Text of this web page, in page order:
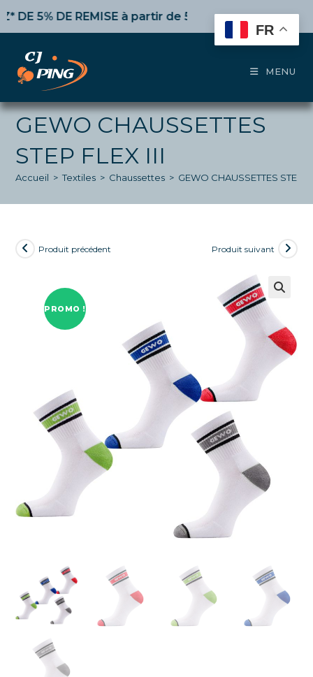
DE REMISEà partir de 50€ d’achat,10%dès 100€,
MENU
GEWO CHAUSSETTES
STEP FLEX III
Accueil > Textiles > Chaussettes > GEWO CHAUSSETTES STEP
PROMO !
Produit précédent Produit suivant
FR